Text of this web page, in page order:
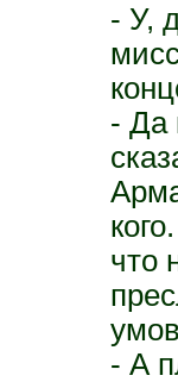
- У,
- Да
что
- А